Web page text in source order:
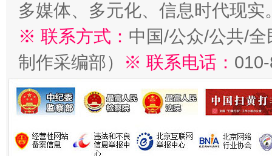
多媒体、多元化、信息时代现实
※ 联系方式： 中国/公众/公共/
制作采编部）
※ 联系电话：